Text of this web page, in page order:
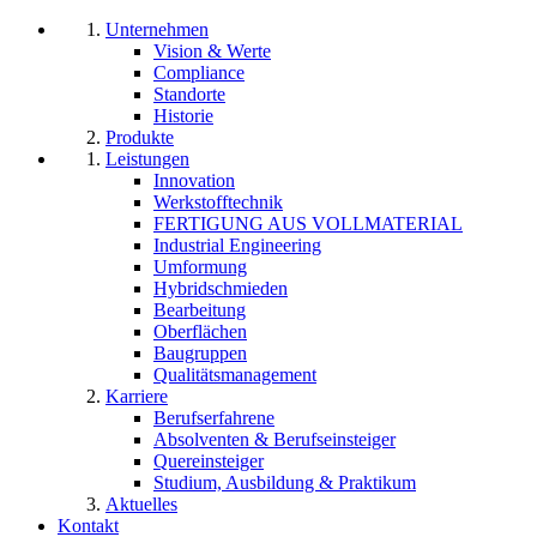
Unternehmen
Vision & Werte
Compliance
Standorte
Historie
Produkte
Leistungen
Innovation
Werkstofftechnik
FERTIGUNG AUS VOLLMATERIAL
Industrial Engineering
Umformung
Hybridschmieden
Bearbeitung
Oberflächen
Baugruppen
Qualitätsmanagement
Karriere
Berufserfahrene
Absolventen & Berufseinsteiger
Quereinsteiger
Studium, Ausbildung & Praktikum
Aktuelles
Kontakt